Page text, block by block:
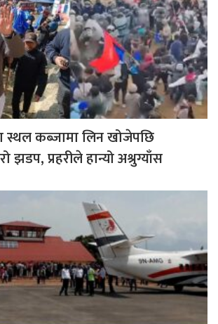
स्थल कब्जामा लिन खोजेपछि
झडप, प्रहरीले हान्यो अश्रुग्याँस